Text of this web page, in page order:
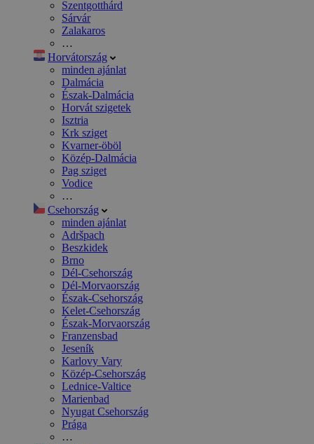
Szentgotthárd
Sárvár
Zalakaros
…
Horvátország
minden ajánlat
Dalmácia
Észak-Dalmácia
Horvát szigetek
Isztria
Krk sziget
Kvarner-öböl
Közép-Dalmácia
Pag sziget
Vodice
…
Csehország
minden ajánlat
Adršpach
Beszkidek
Brno
Dél-Csehország
Dél-Morvaország
Észak-Csehország
Kelet-Csehország
Észak-Morvaország
Franzensbad
Jeseník
Karlovy Vary
Közép-Csehország
Lednice-Valtice
Marienbad
Nyugat Csehország
Prága
…